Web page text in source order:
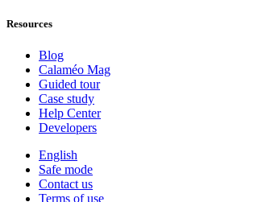
Resources
Blog
Calaméo Mag
Guided tour
Case study
Help Center
Developers
English
Safe mode
Contact us
Terms of use